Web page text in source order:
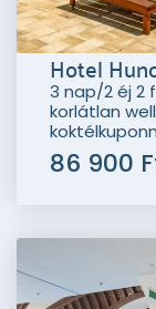
Hotel
3 nap/2 éj 2
korlátlan
86 900